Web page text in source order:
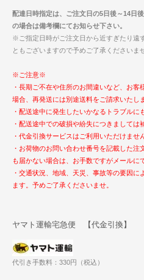
配達日時指定は、ご注文日の5日後～14日
の場合は備考欄にてお知らせ下さい。
※ご指定日時がご注文日から近すぎたり遠
ともございますので予めご了承くださいま
※ご注意※
・長期ご不在や住所のお間違いなど、お
場合、再発送には別途送料をご請求いたし
・配送途中に発生したいかなるトラブルに
・配送途中での破損や紛失につきましては
・代金引換サービスはご利用いただけませ
・お荷物のお問い合わせ番号を記載した
も届かない場合は、お手数ですがメールに
・交通状況、地域、天災、事故等の要因
ます。予めご了承くださいませ。
ヤマト運輸宅急便 【代金引換】
代引き手数料：330円（税込）